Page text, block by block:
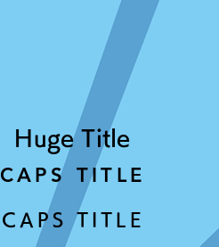
Huge Title
CAPS TITLE
CAPS TITLE